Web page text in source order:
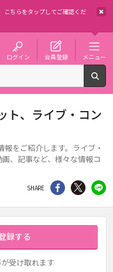
こちらをタップしてご確認くだ
ログイン 会員登録 メニュー
ト、ライブ・コン
をご紹介します。ライブ・
、記事など、様々な情報コ
SHARE シェア Twitter
録する
受け取れます